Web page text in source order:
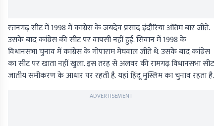
रतनगढ़ सीट में 1998 में कांग्रेस के जयदेव प्रसाद इंदौरिया अंतिम बार जीते.
उसके बाद कांग्रेस की सीट पर वापसी नहीं हुई. सिवान में 1998 के
विधानसभा चुनाव में कांग्रेस के गोपाराम मेघवाल जीते थे. उसके बाद कांग्रेस
का सीट पर खाता नहीं खुला. इस तरह से अलवर की रामगढ़ विधानसभा सीट
जातीय समीकरण के आधार पर रहती है. यहां हिंदू मुस्लिम का चुनाव रहता है.
ADVERTISEMENT